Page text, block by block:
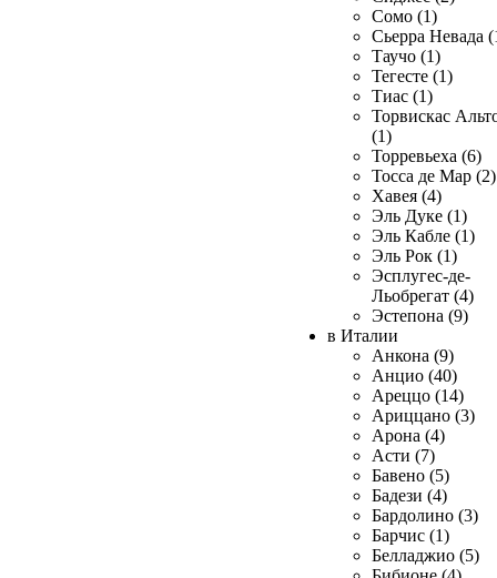
Сомо (1)
Сьерра Невада
Таучо (1)
Тегесте (1)
Тиас (1)
Торвискас
(1)
Торревьеха (6)
Тосса де Мар (2)
Хавея (4)
Эль Дуке (1)
Эль Кабле (1)
Эль Рок (1)
Эсплугес-де-
Льобрегат (4)
Эстепона (9)
в Италии
Анкона (9)
Анцио (40)
Ареццо (14)
Ариццано (3)
Арона (4)
Асти (7)
Бавено (5)
Бадези (4)
Бардолино (3)
Барчис (1)
Белладжио (5)